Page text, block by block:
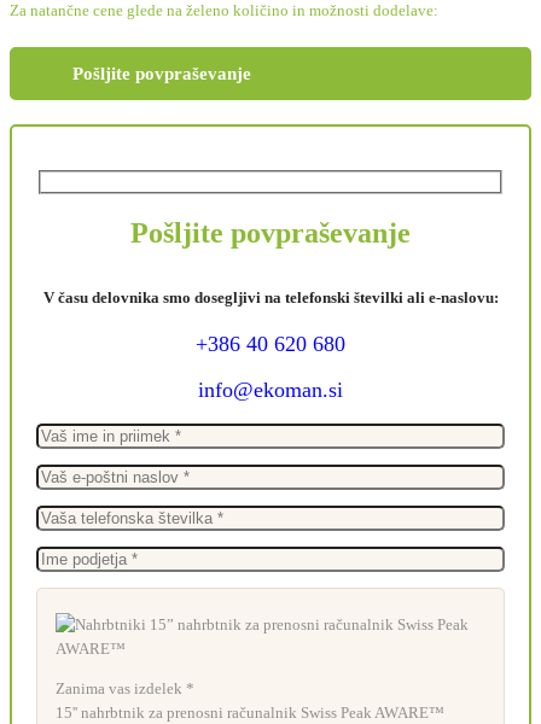
Za natančne cene glede na želeno količino in možnosti dodelave:
Pošljite povpraševanje
Pošljite povpraševanje
V času delovnika smo dosegljivi na telefonski številki ali e-naslovu:
+386 40 620 680
info@ekoman.si
Zanima vas izdelek *
15'' nahrbtnik za prenosni računalnik Swiss Peak AWARE™